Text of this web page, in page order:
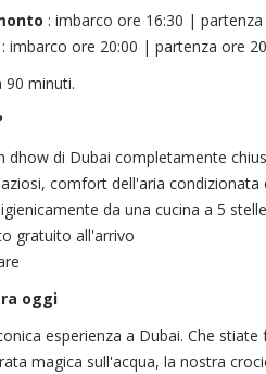
: imbarco ore 16:30 | partenza
: imbarco ore 20:00 | partenza ore
90 minuti.
dhow di Dubai completamente
comfort dell'aria
da una cucina a 5 stelle
gratuito all'arrivo
oggi
esperienza a Dubai. Che
magica sull'acqua, la nostra